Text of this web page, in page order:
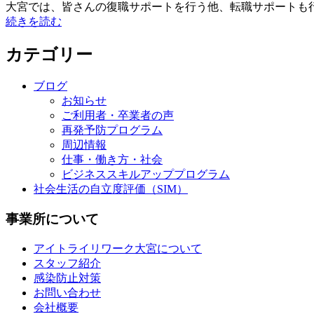
大宮では、皆さんの復職サポートを行う他、転職サポートも
続きを読む
カテゴリー
ブログ
お知らせ
ご利用者・卒業者の声
再発予防プログラム
周辺情報
仕事・働き方・社会
ビジネススキルアッププログラム
社会生活の自立度評価（SIM）
事業所について
アイトライリワーク大宮について
スタッフ紹介
感染防止対策
お問い合わせ
会社概要